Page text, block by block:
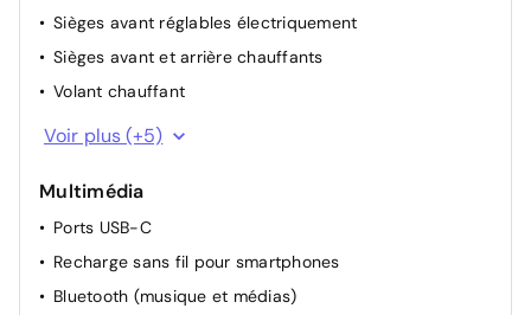
Sièges avant réglables électriquement
Sièges avant et arrière chauffants
Volant chauffant
Banquette arrière rabattable avec dossiers ajustables
arrière depuis le coffre
Climatisation automatique avancée avec protection
Rétroviseurs extérieurs rabattables électriquement,
chauffants et électrochromes
Voir plus (+5)
Multimédia
Ports USB-C
Recharge sans fil pour smartphones
Bluetooth (musique et médias)